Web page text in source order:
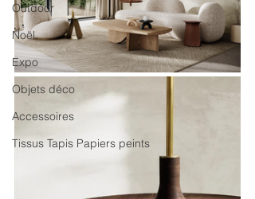
Outdoor
Noël
Expo
Objets déco
Accessoires
Tissus Tapis Papiers peints